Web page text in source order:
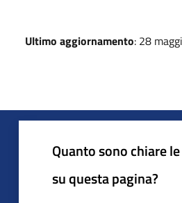
Ultimo aggiornamento: 28
Quanto sono chiare
su questa pagina?